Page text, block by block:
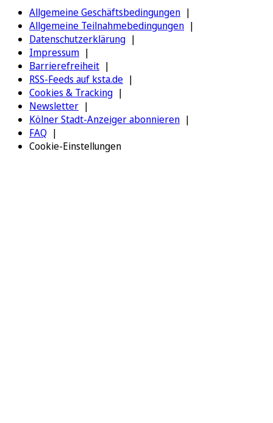
Allgemeine Geschäftsbedingungen
Allgemeine Teilnahmebedingungen
Datenschutzerklärung
Impressum
Barrierefreiheit
RSS-Feeds auf ksta.de
Cookies & Tracking
Newsletter
Kölner Stadt-Anzeiger abonnieren
FAQ
Cookie-Einstellungen